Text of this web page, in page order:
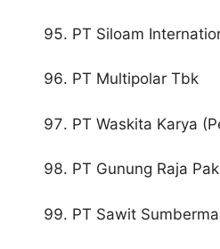
PT Siloam
PT Multipolar Tbk
PT Waskita Karya
PT Gunung Raja
PT Sawit